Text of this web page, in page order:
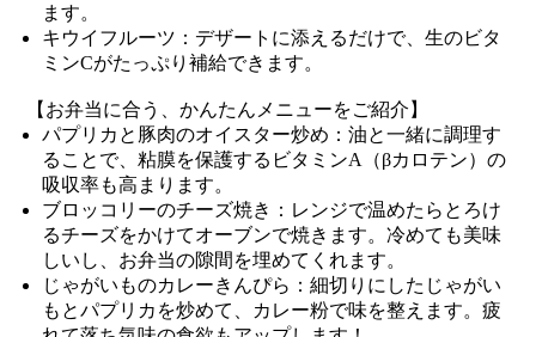
ます。
キウイフルーツ：デザートに添えるだけで、生のビタ
ミンCがたっぷり補給できます。
【お弁当に合う、かんたんメニューをご紹介】
パプリカと豚肉のオイスター炒め：油と一緒に調理す
ることで、粘膜を保護するビタミンA（βカロテン）の
吸収率も高まります。
ブロッコリーのチーズ焼き：レンジで温めたらとろけ
るチーズをかけてオーブンで焼きます。冷めても美味
しいし、お弁当の隙間を埋めてくれます。
じゃがいものカレーきんぴら：細切りにしたじゃがい
もとパプリカを炒めて、カレー粉で味を整えます。疲